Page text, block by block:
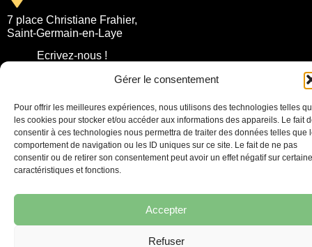
Gérer le consentement
Pour offrir les meilleures expériences, nous utilisons des technologies telles
les cookies pour stocker et/ou accéder aux informations des appareils. Le fait
consentir à ces technologies nous permettra de traiter des données telles que
comportement de navigation ou les ID uniques sur ce site. Le fait de ne pas
consentir ou de retirer son consentement peut avoir un effet négatif sur
caractéristiques et fonctions.
Accepter
Refuser
7 place Christiane Frahier,
Saint-Germain-en-Laye
Ecrivez-nous !
contact@lequaidespossibles.org